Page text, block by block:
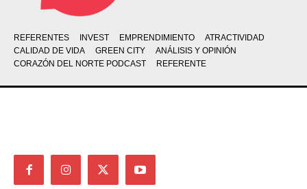
REFERENTES INVEST EMPRENDIMIENTO
ATRACTIVIDAD
CALIDAD DE VIDA
GREEN CITY
ANÁLISIS Y OPINIÓN
CORAZÓN DEL NORTE PODCAST
REFERENTE